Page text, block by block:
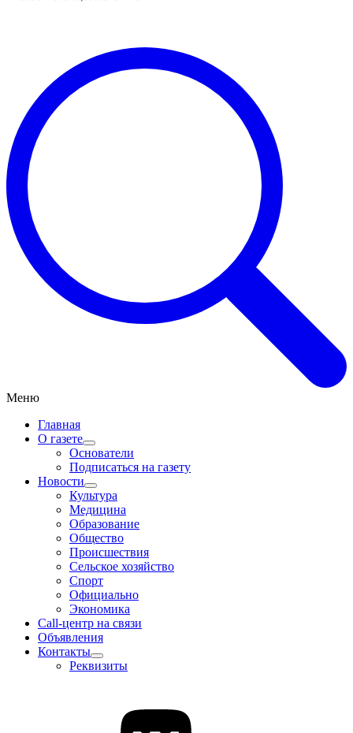
Меню
Главная
О газете
Основатели
Подписаться на газету
Новости
Культура
Медицина
Образование
Общество
Происшествия
Сельское хозяйство
Спорт
Официально
Экономика
Call-центр на связи
Объявления
Контакты
Реквизиты